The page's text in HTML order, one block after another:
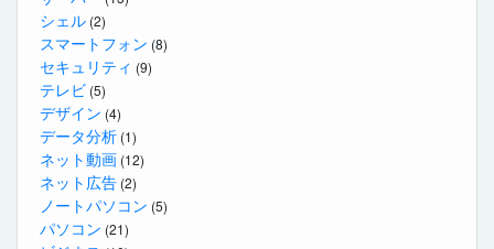
シェル (2)
スマートフォン (8)
セキュリティ (9)
テレビ (5)
デザイン (4)
データ分析 (1)
ネット動画 (12)
ネット広告 (2)
ノートパソコン (5)
パソコン (21)